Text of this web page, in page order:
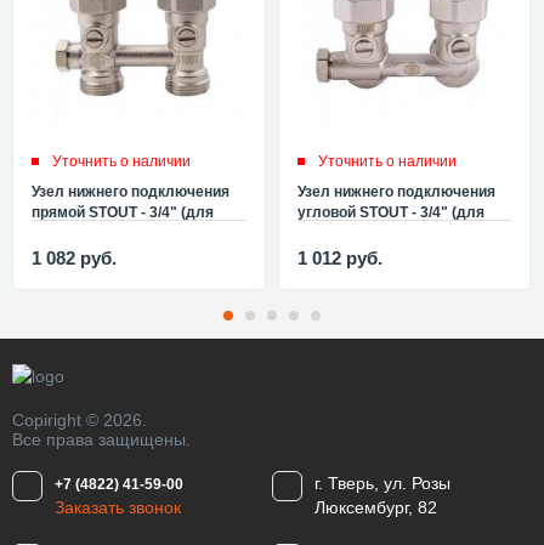
Уточнить о наличии
Узел нижнего подключения
прямой STOUT - 3/4" (для
0001 000020
1 082 руб.
Уточнить о наличии
Узел нижнего подключения
угловой STOUT - 3/4" (для
0003 000020
1 012 руб.
Copiright © 2026.
Все права защищены.
+7 (4822) 41-59-00
Заказать звонок
г. Тверь, ул. Розы
Люксембург, 82